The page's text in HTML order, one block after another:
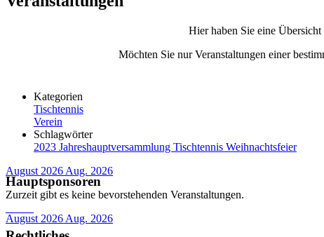
Hier haben Sie eine Übersicht
Möchten Sie nur Veranstaltungen einer
Kategorien
Tischtennis
Verein
Schlagwörter
2023 Jahreshauptversammlung Tischtennis Weihnachtsfeier
August 2026 Aug. 2026
Zurzeit gibt es keine bevorstehenden Veranstaltungen.
August 2026 Aug. 2026
Hauptsponsoren